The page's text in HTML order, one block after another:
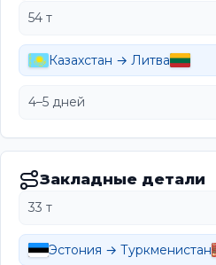
54 т
Казахстан → Литва
4–5 дней
Закладные детали
33 т
Эстония → Туркменистан